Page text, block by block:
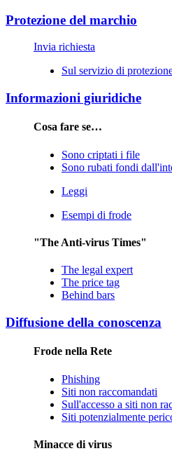
Protezione del marchio
Invia richiesta
Sul servizio di
Informazioni giuridiche
Cosa fare se…
Sono criptati i file
Sono rubati fondi
Leggi
Esempi di frode
"The Anti-virus Times"
The legal expert
The price tag
Behind bars
Diffusione della conoscenza
Frode nella Rete
Phishing
Siti non raccomandati
Sull'accesso a siti non
Siti potenzialmente
Minacce di virus